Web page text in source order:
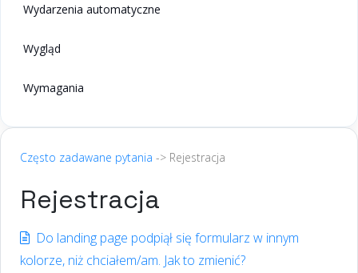
Wydarzenia automatyczne
Wygląd
Wymagania
Często zadawane pytania -> Rejestracja
Rejestracja
Do landing page podpiął się formularz w innym
kolorze, niż chciałem/am. Jak to zmienić?